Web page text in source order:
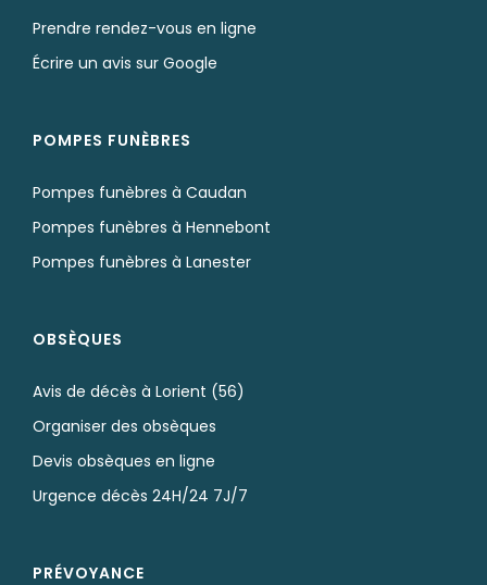
Prendre rendez-vous en ligne
Écrire un avis sur Google
POMPES FUNÈBRES
Pompes funèbres à Caudan
Pompes funèbres à Hennebont
Pompes funèbres à Lanester
OBSÈQUES
Avis de décès à Lorient (56)
Organiser des obsèques
Devis obsèques en ligne
Urgence décès 24H/24 7J/7
PRÉVOYANCE